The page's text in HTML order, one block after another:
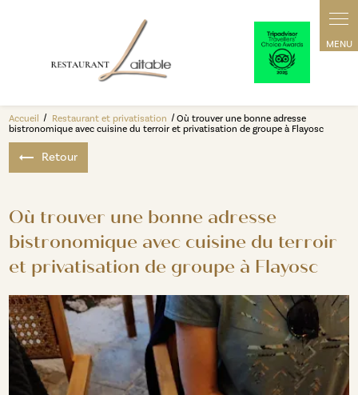
Accueil Restaurant et privatisation
Où trouver une bonne adresse
bistronomique avec cuisine du terroir et privatisation de groupe à Flayosc
Retour
Où trouver une bonne adresse
bistronomique avec cuisine du terroir
et privatisation de groupe à Flayosc